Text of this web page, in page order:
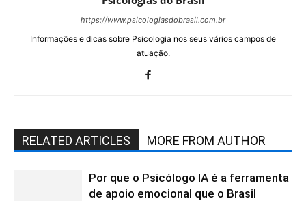
https://www.psicologiasdobrasil.com.br
Informações e dicas sobre Psicologia nos seus vários campos de
atuação.
RELATED ARTICLES MORE FROM AUTHOR
Por que o Psicólogo IA é a ferramenta
de apoio emocional que o Brasil